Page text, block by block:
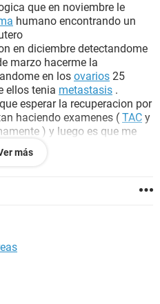
que en noviembre le
humano encontrando un
en diciembre detectandome
marzo hacerme la
en los ovarios 25
ellos tenia metastasis .
esperar la recuperacion por
haciendo examenes ( TAC y
) y luego es que me
preventiva y la
punaladas pequenas que se
es que tener
mucho con la terapia y
para evitar una complicasion
demorando mucho los
más